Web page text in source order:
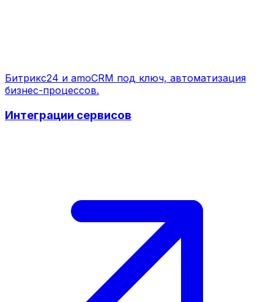
Битрикс24 и amoCRM под ключ, автоматизация
бизнес-процессов.
Интеграции сервисов